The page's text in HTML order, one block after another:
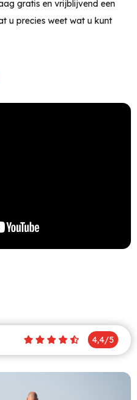
gratis en vrijblijvend een
u precies weet wat u kunt
4,4/5